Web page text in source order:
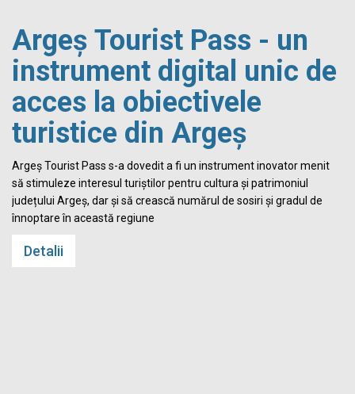
Argeș Tourist Pass - un
instrument digital unic de
acces la obiectivele
turistice din Argeș
Argeș Tourist Pass s-a dovedit a fi un instrument inovator menit
să stimuleze interesul turiștilor pentru cultura și patrimoniul
județului Argeș, dar și să crească numărul de sosiri și gradul de
înnoptare în această regiune
Detalii